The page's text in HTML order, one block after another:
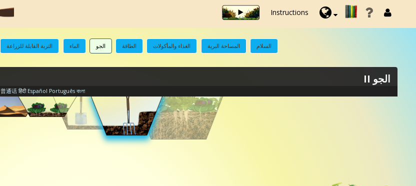
Instructions
التربة القابلة للزراعة الماء الجو الطاقة الغذاء والمأكولات المساحة البرية السلام
الجو II
普通话 हिंदी Español Português বাংলা